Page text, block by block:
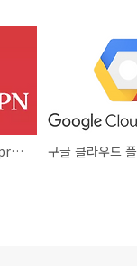
해외 VPN 서비스인 ExpressVPN을 사용하는 이유